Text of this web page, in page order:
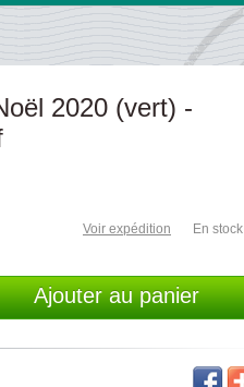
2020 (vert) -
Voir expédition En stock
Ajouter au panier